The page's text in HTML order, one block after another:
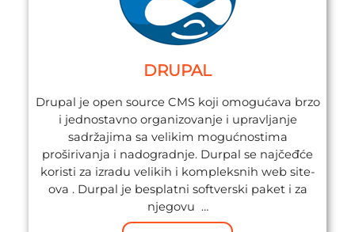
DRUPAL
Drupal je open source CMS koji omogućava brzo
i jednostavno organizovanje i upravljanje
sadržajima sa velikim mogućnostima
proširivanja i nadogradnje. Durpal se najčeđće
koristi za izradu velikih i kompleksnih web site-
ova . Durpal je besplatni softverski paket i za
njegovu …